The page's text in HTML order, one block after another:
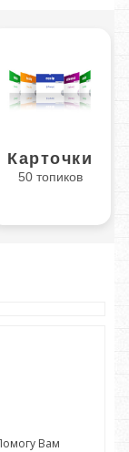
Карточки
50 топиков
Вам